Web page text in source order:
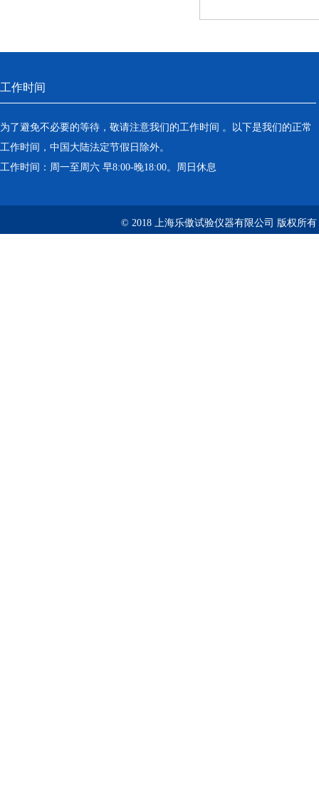
工作时间
为了避免不必要的等待，敬请注意我们的工作时间 。以下是我们的正常
工作时间，中国大陆法定节假日除外。
工作时间：周一至周六 早8:00-晚18:00。周日休息
© 2018 上海乐傲试验仪器有限公司 版权所